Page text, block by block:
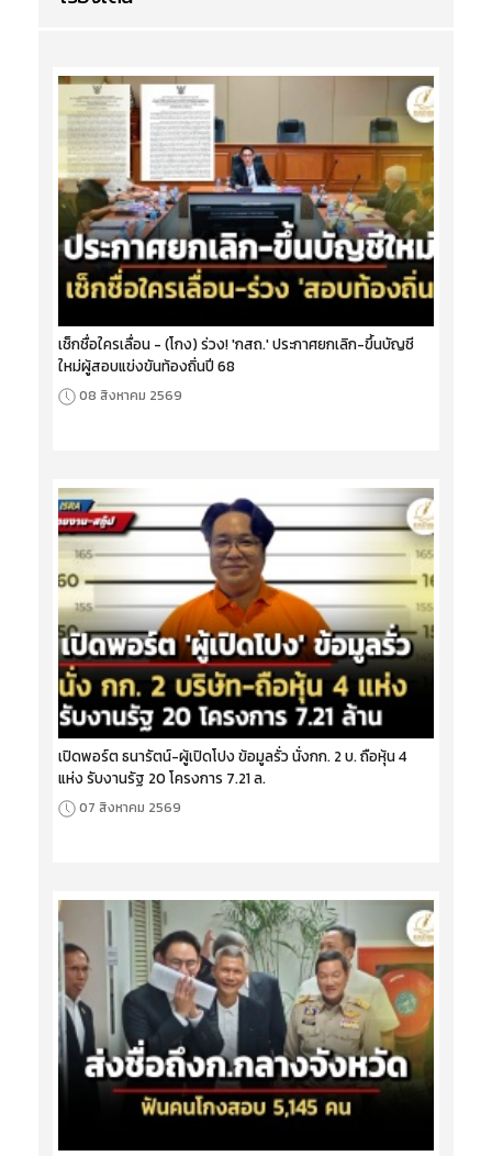
เช็กชื่อใครเลื่อน - (โกง) ร่วง! 'กสถ.' ประกาศยกเลิก-ขึ้นบัญชี
ใหม่ผู้สอบแข่งขันท้องถิ่นปี 68
08 สิงหาคม 2569
เปิดพอร์ต ธนารัตน์-ผู้เปิดโปง ข้อมูลรั่ว นั่งกก. 2 บ. ถือหุ้น 4
แห่ง รับงานรัฐ 20 โครงการ 7.21 ล.
07 สิงหาคม 2569